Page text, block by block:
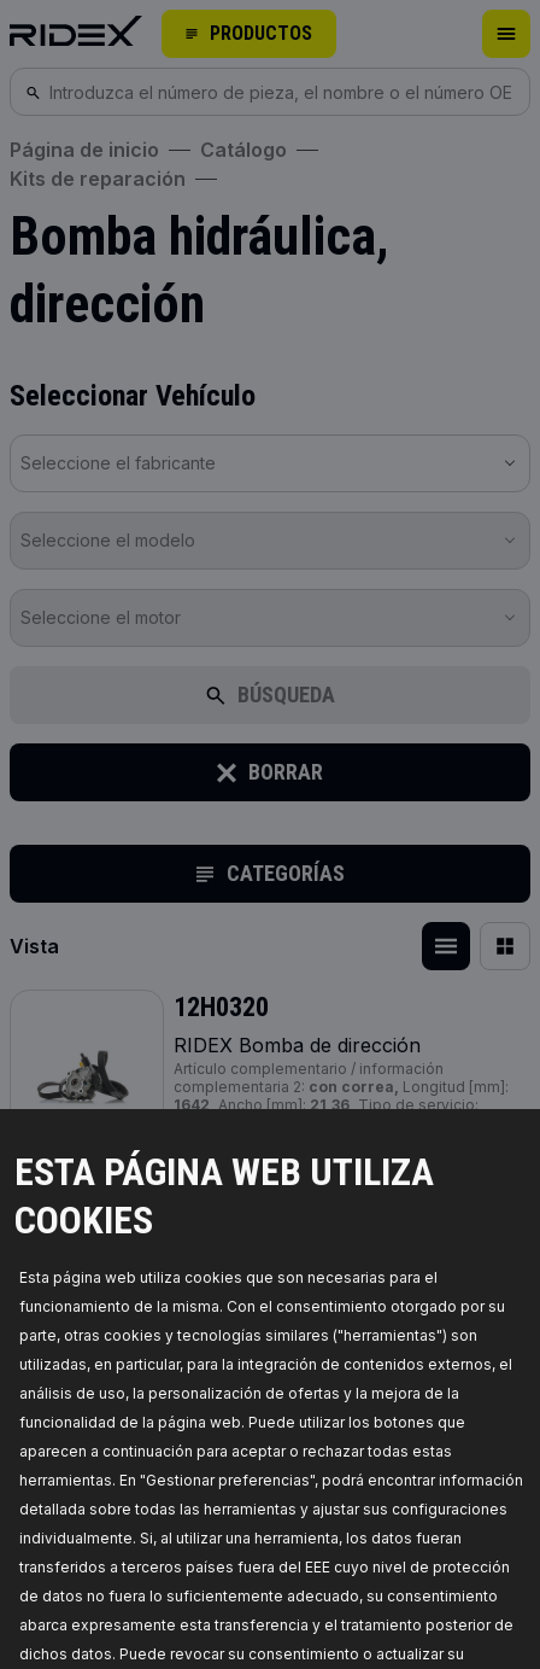
PRODUCTOS
ESTA PÁGINA WEB UTILIZA
COOKIES
Esta página web utiliza cookies que son necesarias para el
funcionamiento de la misma. Con el consentimiento otorgado por su
parte, otras cookies y tecnologías similares ("herramientas") son
utilizadas, en particular, para la integración de contenidos externos, el
análisis de uso, la personalización de ofertas y la mejora de la
funcionalidad de la página web. Puede utilizar los botones que
aparecen a continuación para aceptar o rechazar todas estas
herramientas. En "Gestionar preferencias", podrá encontrar información
detallada sobre todas las herramientas y ajustar sus configuraciones
individualmente. Si, al utilizar una herramienta, los datos fueran
transferidos a terceros países fuera del EEE cuyo nivel de protección
de datos no fuera lo suficientemente adecuado, su consentimiento
abarca expresamente esta transferencia y el tratamiento posterior de
dichos datos. Puede revocar su consentimiento o actualizar su
Página de inicio
Catálogo
Kits de reparación
Bomba hidráulica,
dirección
Seleccionar Vehículo
Seleccione el fabricante
Seleccione el modelo
Seleccione el motor
BÚSQUEDA
BORRAR
CATEGORÍAS
Vista
12H0320
RIDEX Bomba de dirección
Artículo complementario / información
complementaria 2: con correa, Longitud [mm]:
1642,Ancho [mm]:21,36,Tipo de servicio:
RIDEX,
Números de EAN: 4065739235334
Fuera de stock
¡PIEZAS EN LAS QUE PUEDE CONFIAR!
JOSEF-ORLOPP-STRASSE 55
10365 BERLIN